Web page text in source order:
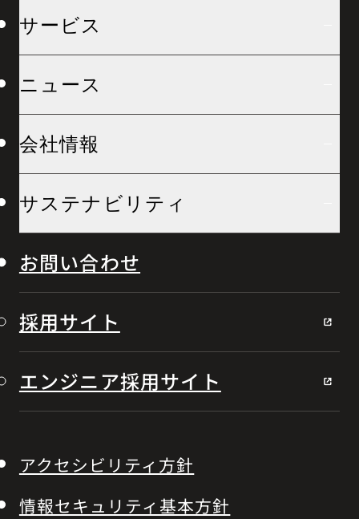
サービス
ニュース
会社情報
サステナビリティ
お問い合わせ
採用サイト
エンジニア採用サイト
アクセシビリティ方針
情報セキュリティ基本方針